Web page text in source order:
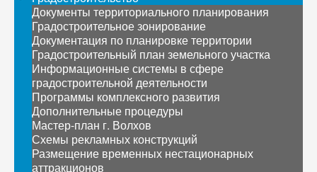
Документы территориального планирования
Градостроительное зонирование
Документация по планировке территории
Градостроительный план земельного участка
Информационные системы в сфере
градостроительной деятельности
Программы комплексного развития
Дополнительные процедуры
Мастер-план г. Волхов
Схемы рекламных конструкций
Размещение временных нестационарных
аттракционов